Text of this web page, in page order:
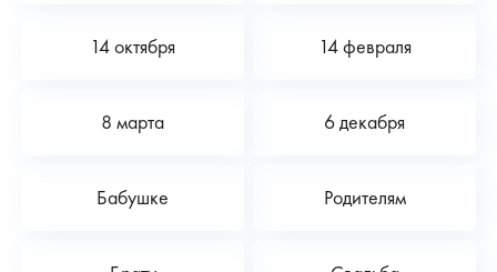
14 октября 14 февраля
8 марта 6 декабря
Бабушке Родителям